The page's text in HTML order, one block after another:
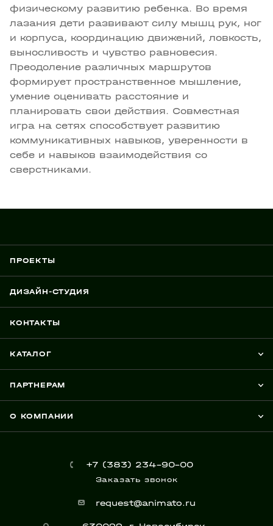
физическому развитию ребенка. Во время
лазания дети развивают силу мышц рук, ног
и корпуса, координацию движений, ловкость,
выносливость и чувство равновесия.
Преодоление различных маршрутов
формирует пространственное мышление,
умение оценивать расстояние и
планировать свои действия. Совместная
игра на сетях способствует развитию
коммуникативных навыков, уверенности в
себе и навыков взаимодействия со
сверстниками.
ПРОЕКТЫ
ДИЗАЙН-СТУДИЯ
КОНТАКТЫ
КАТАЛОГ
ПАРТНЕРАМ
О КОМПАНИИ
+7 (383) 234-90-00
Заказать звонок
request@animato.ru